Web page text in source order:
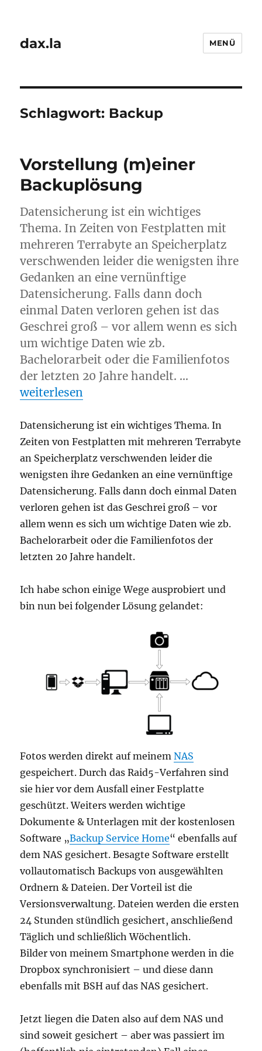
dax.la MENÜ
Schlagwort: Backup
Vorstellung (m)einer
Backuplösung
Datensicherung ist ein wichtiges
Thema. In Zeiten von Festplatten mit
mehreren Terrabyte an Speicherplatz
verschwenden leider die wenigsten ihre
Gedanken an eine vernünftige
Datensicherung. Falls dann doch
einmal Daten verloren gehen ist das
Geschrei groß – vor allem wenn es sich
um wichtige Daten wie zb.
Bachelorarbeit oder die Familienfotos
der letzten 20 Jahre handelt. …
„Vorstellung (m)einer Backuplösung“
weiterlesen
Datensicherung ist ein wichtiges Thema. In
Zeiten von Festplatten mit mehreren Terrabyte
an Speicherplatz verschwenden leider die
wenigsten ihre Gedanken an eine vernünftige
Datensicherung. Falls dann doch einmal Daten
verloren gehen ist das Geschrei groß – vor
allem wenn es sich um wichtige Daten wie zb.
Bachelorarbeit oder die Familienfotos der
letzten 20 Jahre handelt.
Ich habe schon einige Wege ausprobiert und
bin nun bei folgender Lösung gelandet:
Fotos werden direkt auf meinemNAS
gespeichert. Durch das Raid5-Verfahren sind
sie hier vor dem Ausfall einer Festplatte
geschützt. Weiters werden wichtige
Dokumente & Unterlagen mit der kostenlosen
Software „Backup Service Home“ ebenfalls auf
dem NAS gesichert. Besagte Software erstellt
vollautomatisch Backups von ausgewählten
Ordnern & Dateien. Der Vorteil ist die
Versionsverwaltung. Dateien werden die ersten
24 Stunden stündlich gesichert, anschließend
Täglich und schließlich Wöchentlich.
Bilder von meinem Smartphone werden in die
Dropbox synchronisiert – und diese dann
ebenfalls mit BSH auf das NAS gesichert.
Jetzt liegen die Daten also auf dem NAS und
sind soweit gesichert – aber was passiert im